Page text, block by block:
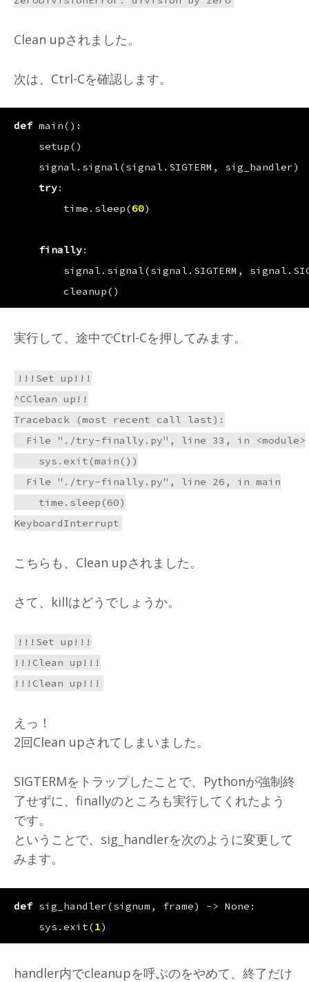
Clean upされました。
次は、Ctrl-Cを確認します。
def main():
setup()
signal . signal(signal . SIGTERM , sig_handler)
try:
time . sleep(60)
finally:
signal . signal(signal . SIGTERM , signal .
cleanup()
実行して、途中でCtrl-Cを押してみます。
!!!Set up!!!
^CClean up!!
Traceback (most recent call last):
  File "./try-finally.py", line 33, in <module>
    sys.exit(main())
  File "./try-finally.py", line 26, in main
    time.sleep(60)
こちらも、Clean upされました。
さて、killはどうでしょうか。
!!!Set up!!!
!!!Clean up!!!
えっ！
2回Clean upされてしまいました。
SIGTERMをトラップしたことで、Pythonが強制終
了せずに、finallyのところも実行してくれたよう
です。
ということで、sig_handlerを次のように変更して
みます。
def sig_handler(signum , frame) -> None :
sys . exit(1)
handler内でcleanupを呼ぶのをやめて、終了だけ